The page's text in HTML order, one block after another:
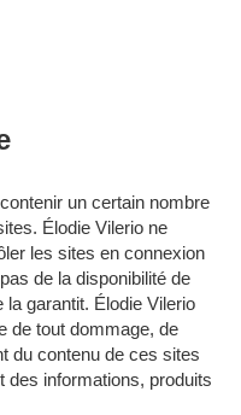
un certain nombre
Élodie Vilerio ne
les sites en connexion
de la disponibilité de
garantit. Élodie Vilerio
de tout dommage, de
du contenu de ces sites
des informations, produits